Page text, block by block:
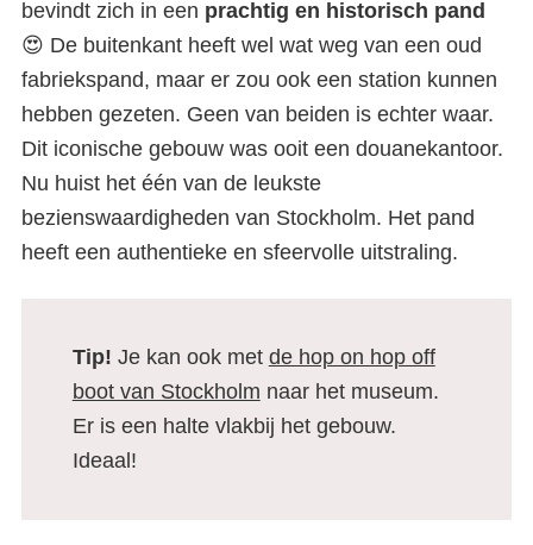
bevindt zich in een prachtig en historisch pand
😍 De buitenkant heeft wel wat weg van een oud
fabriekspand, maar er zou ook een station kunnen
hebben gezeten. Geen van beiden is echter waar.
Dit iconische gebouw was ooit een douanekantoor.
Nu huist het één van de leukste
bezienswaardigheden van Stockholm. Het pand
heeft een authentieke en sfeervolle uitstraling.
Tip! Je kan ook met de hop on hop off
boot van Stockholm naar het museum.
Er is een halte vlakbij het gebouw.
Ideaal!